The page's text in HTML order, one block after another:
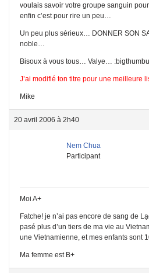
voulais savoir votre groupe sanguin
enfin c’est pour rire un peu…
Un peu plus sérieux… DONNER SON
noble…
Bisoux à vous tous… Valye…
J’ai modifié ton titre pour une meilleure
Mike
20 avril 2006 à 2h40
Nem Chua
Participant
Moi A+
Fatche! je n’ai pas encore de sang de
pasé plus d’un tiers de ma vie au
une Vietnamienne, et mes enfants sont
Ma femme est B+